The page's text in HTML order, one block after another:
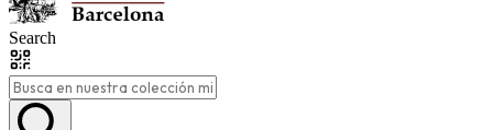
Search